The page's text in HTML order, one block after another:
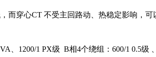
而穿心CT 不受主回路动、热稳定影响，可
、1200/1 PX级 B相4个绕组：600/1 0.5级